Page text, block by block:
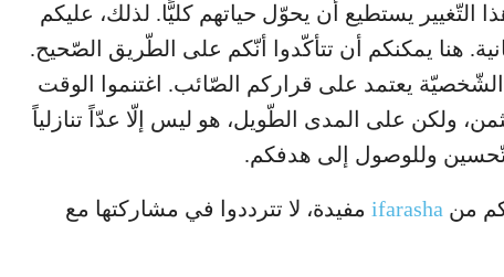
التّغيير يستطيع أن يحوّل حياتهم كليًّا. لذلك، عليكم
هنا يمكنكم أن تتأكّدوا أنّكم على الطّريق الصّحيح.
يعتمد على قراركم الصّائب. اغتنموا الوقت
ولكن على المدى الطّويل، هو ليس إلّا عدّاً تنازلياً
وللوصول إلى هدفكم.
من ifarasha مفيدة، لا تترددوا في مشاركتها مع